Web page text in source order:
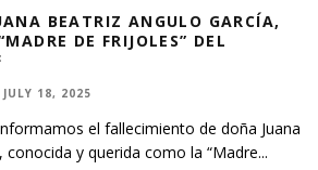
BEATRIZ ANGULO GARCÍA,
DE FRIJOLES” DEL
JULY 18, 2025
el fallecimiento de doña Juana
conocida y querida como la “Madre...